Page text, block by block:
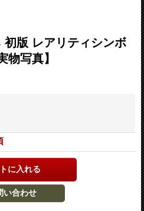
初版 レアリティシンボ
物写真】